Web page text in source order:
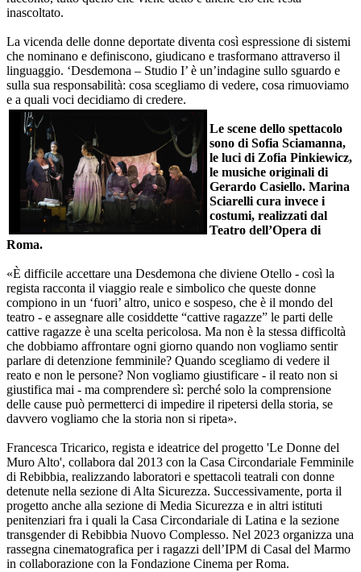
inascoltato.
La vicenda delle donne deportate diventa così espressione di sistemi
che nominano e definiscono, giudicano e trasformano attraverso il
linguaggio. ‘Desdemona – Studio I’ è un’indagine sullo sguardo e
sulla sua responsabilità: cosa scegliamo di vedere, cosa rimuoviamo
e a quali voci decidiamo di credere.
Le scene dello spettacolo
sono di Sofia Sciamanna,
le luci di Zofia Pinkiewicz,
le musiche originali di
Gerardo Casiello. Marina
Sciarelli cura invece i
costumi, realizzati dal
Teatro dell’Opera di
Roma.
«È difficile accettare una Desdemona che diviene Otello - così la
regista racconta il viaggio reale e simbolico che queste donne
compiono in un ‘fuori’ altro, unico e sospeso, che è il mondo del
teatro - e assegnare alle cosiddette “cattive ragazze” le parti delle
cattive ragazze è una scelta pericolosa. Ma non è la stessa difficoltà
che dobbiamo affrontare ogni giorno quando non vogliamo sentir
parlare di detenzione femminile? Quando scegliamo di vedere il
reato e non le persone? Non vogliamo giustificare - il reato non si
giustifica mai - ma comprendere sì: perché solo la comprensione
delle cause può permetterci di impedire il ripetersi della storia, se
davvero vogliamo che la storia non si ripeta».
Francesca Tricarico, regista e ideatrice del progetto 'Le Donne del
Muro Alto', collabora dal 2013 con la Casa Circondariale Femminile
di Rebibbia, realizzando laboratori e spettacoli teatrali con donne
detenute nella sezione di Alta Sicurezza. Successivamente, porta il
progetto anche alla sezione di Media Sicurezza e in altri istituti
penitenziari fra i quali la Casa Circondariale di Latina e la sezione
transgender di Rebibbia Nuovo Complesso. Nel 2023 organizza una
rassegna cinematografica per i ragazzi dell’IPM di Casal del Marmo
in collaborazione con la Fondazione Cinema per Roma.